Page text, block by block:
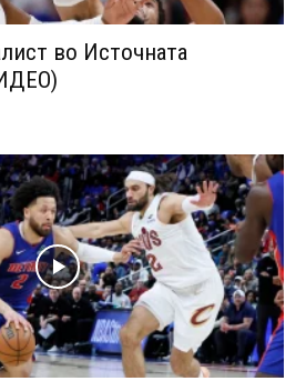
во Источната